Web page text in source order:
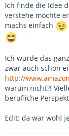
Ich finde die Idee
verstehe möchte
machs einfach
Ich würde das
zwar auch schon
http://
warum nicht?!
berufliche
Edit: da war wohl